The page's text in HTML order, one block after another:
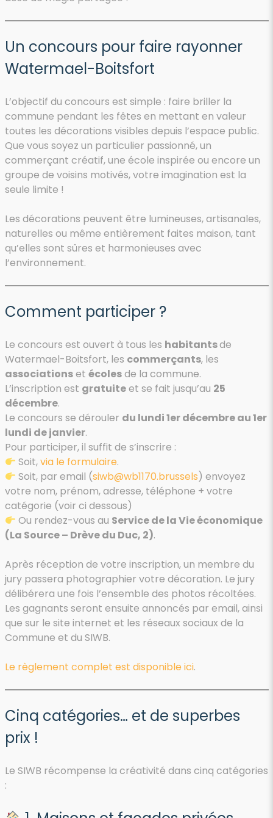
Un concours pour faire rayonner
Watermael-Boitsfort
L’objectif du concours est simple : faire briller la
commune pendant les fêtes en mettant en valeur
toutes les décorations visibles depuis l’espace public.
Que vous soyez un particulier passionné, un
commerçant créatif, une école inspirée ou encore un
groupe de voisins motivés, votre imagination est la
seule limite !
Les décorations peuvent être lumineuses, artisanales,
naturelles ou même entièrement faites maison, tant
qu’elles sont sûres et harmonieuses avec
l’environnement.
Comment participer ?
Le concours est ouvert à tous les habitantsde
Watermael-Boitsfort, les commerçants, les
associationset écolesde la commune.
L’inscription est gratuiteet se fait jusqu’au 25
décembre.
Le concours se dérouler du lundi 1er décembre au 1er
lundi de janvier.
Pour participer, il suffit de s’inscrire :
Soit,via le formulaire.
Soit, par email (siwb@wb1170.brussels) envoyez
votre nom, prénom, adresse, téléphone + votre
catégorie (voir ci dessous)
Ou rendez-vous au Service de la Vie économique
(La Source – Drève du Duc, 2).
Après réception de votre inscription, un membre du
jury passera photographier votre décoration. Le jury
délibérera une fois l’ensemble des photos récoltées.
Les gagnants seront ensuite annoncés par email, ainsi
que sur le site internet et les réseaux sociaux de la
Commune et du SIWB.
Le règlement complet est disponible ici.
Cinq catégories… et de superbes
prix !
Le SIWB récompense la créativité dans cinq catégories
: